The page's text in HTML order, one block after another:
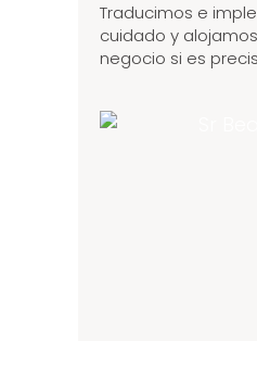
Traducimos e
cuidado y
negocio si es